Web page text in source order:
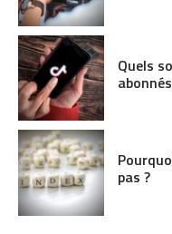
Quels
pas ?